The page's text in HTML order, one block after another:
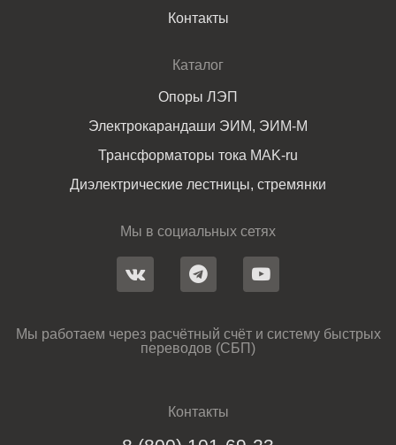
Контакты
Каталог
Опоры ЛЭП
Электрокарандаши ЭИМ, ЭИМ-М
Трансформаторы тока MAK-ru
Диэлектрические лестницы, стремянки
Мы в социальных сетях
Мы работаем через расчётный счёт и систему быстрых
переводов (СБП)
Контакты